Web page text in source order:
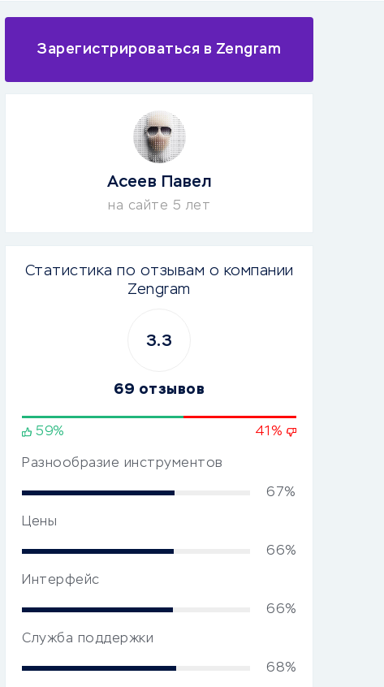
Зарегистрироваться в Zengram
Асеев Павел
на сайте 5 лет
Статистика по отзывам о компании
Zengram
3.3
69 отзывов
59% 41%
Разнообразие инструментов
67%
Цены
66%
Интерфейс
66%
Служба поддержки
68%